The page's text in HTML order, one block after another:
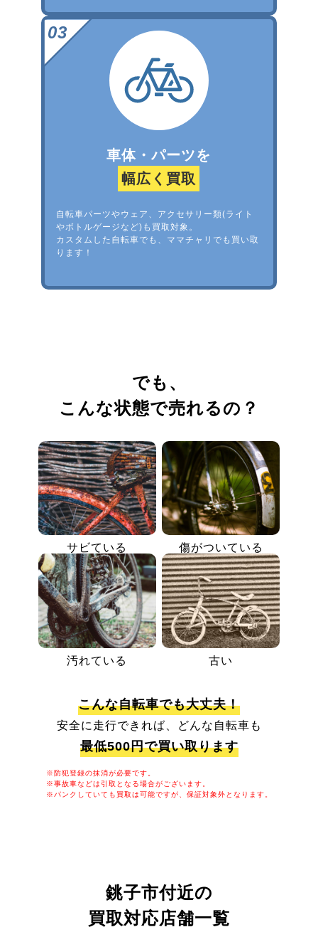
車体・パーツを
幅広く買取
自転車パーツやウェア、アクセサリー類(ライト
やボトルゲージなど)も買取対象。
カスタムした自転車でも、ママチャリでも買い取
ります！
でも、
こんな状態で売れるの？
サビている 傷がついている
汚れている 古い
こんな自転車でも大丈夫！
安全に走行できれば、どんな自転車も
最低500円で買い取ります
※防犯登録の抹消が必要です。
※事故車などは引取となる場合がございます。
※パンクしていても買取は可能ですが、保証対象外となります。
銚子市付近の
買取対応店舗一覧